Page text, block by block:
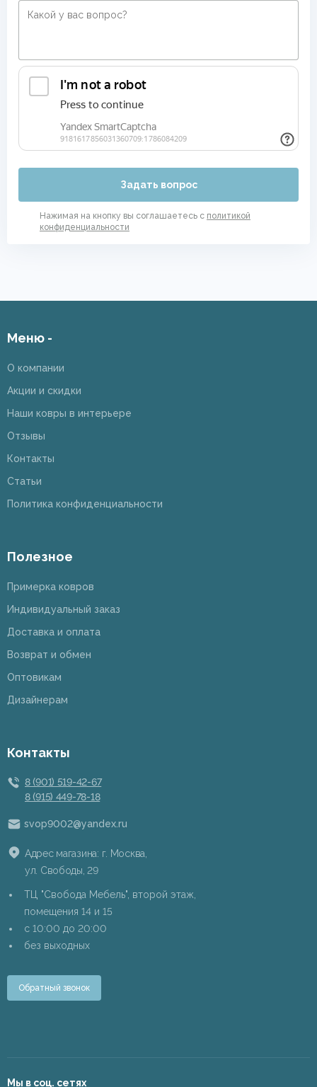
Задать вопрос
Нажимая на кнопку вы соглашаетесь с политикой
конфиденциальности
Меню -
О компании
Акции и скидки
Наши ковры в интерьере
Отзывы
Контакты
Статьи
Политика конфиденциальности
Полезное
Примерка ковров
Индивидуальный заказ
Доставка и оплата
Возврат и обмен
Оптовикам
Дизайнерам
Контакты
8 (901) 519-42-67
8 (915) 449-78-18
svop9002@yandex.ru
Адрес магазина: г. Москва,
ул. Свободы, 29
ТЦ "Свобода Мебель", второй этаж,
помещения 14 и 15
c 10:00 до 20:00
без выходных
Обратный звонок
Мы в соц. сетях